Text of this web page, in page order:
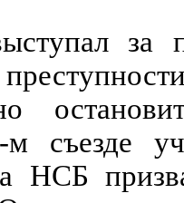
съезде
НСБ